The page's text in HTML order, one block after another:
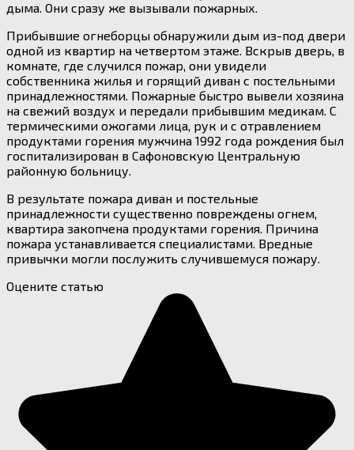
дыма. Они сразу же вызывали пожарных.
Прибывшие огнеборцы обнаружили дым из-под двери
одной из квартир на четвертом этаже. Вскрыв дверь, в
комнате, где случился пожар, они увидели
собственника жилья и горящий диван с постельными
принадлежностями. Пожарные быстро вывели хозяина
на свежий воздух и передали прибывшим медикам. С
термическими ожогами лица, рук и с отравлением
продуктами горения мужчина 1992 года рождения был
госпитализирован в Сафоновскую Центральную
районную больницу.
В результате пожара диван и постельные
принадлежности существенно повреждены огнем,
квартира закопчена продуктами горения. Причина
пожара устанавливается специалистами. Вредные
привычки могли послужить случившемуся пожару.
Оцените статью